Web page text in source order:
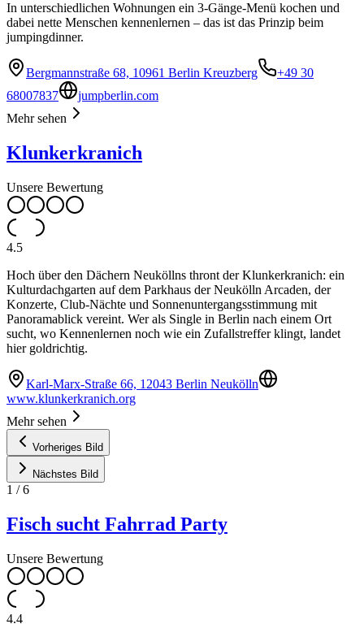
In unterschiedlichen Wohnungen ein 3-Gänge-Menü kochen und
dabei nette Menschen kennenlernen – das ist das Prinzip beim
jumpingdinner.
Bergmannstraße 68, 10961 Berlin Kreuzberg
+49 30
68007837
jumpberlin.com
Mehr sehen
Klunkerkranich
Unsere Bewertung
4.5
Hoch über den Dächern Neuköllns thront der Klunkerkranich: ein
Kulturdachgarten auf dem Parkhaus der Neukölln Arcaden, der
Konzerte, Club-Nächte und Sonnenuntergangsstimmung mit
Panoramablick vereint. Wer als Single in Berlin nach einem Ort
sucht, wo Kennenlernen noch wie ein Zufallstreffer klingt, landet
hier goldrichtig.
Karl-Marx-Straße 66, 12043 Berlin Neukölln
www.klunkerkranich.org
Mehr sehen
Vorheriges Bild
Nächstes Bild
1 /6
Fisch sucht Fahrrad Party
Unsere Bewertung
4.4